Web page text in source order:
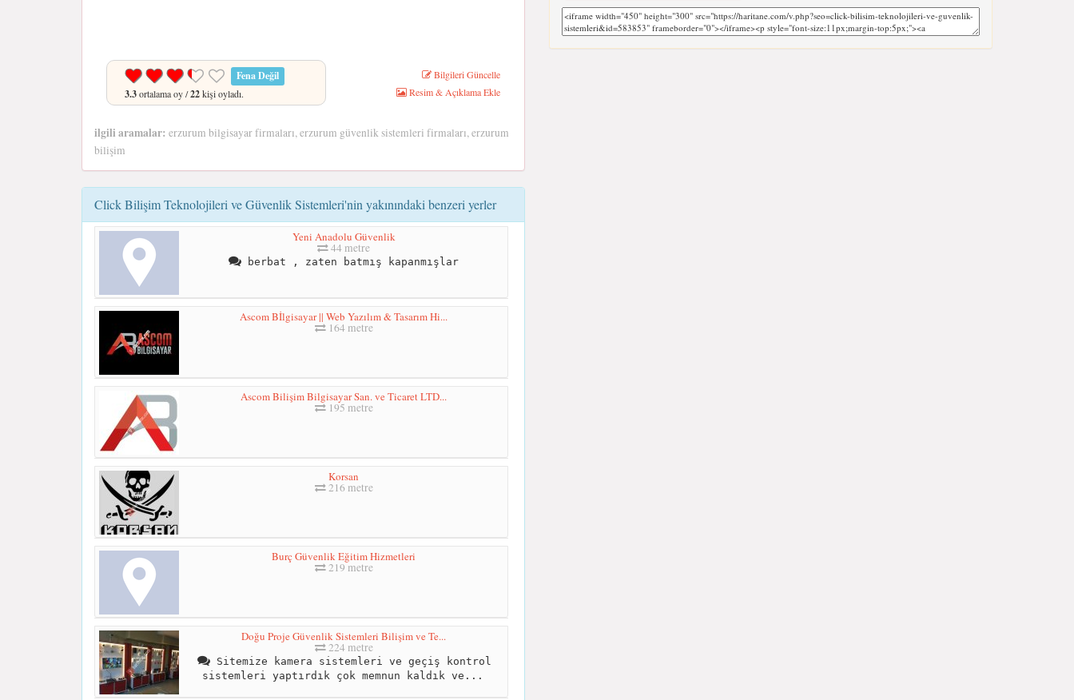
Fena Değil
3.3ortalama oy /22kişi oyladı.
Bilgileri Güncelle
Resim & Açıklama Ekle
ilgili aramalar: erzurum bilgisayar firmaları, erzurum güvenlik sistemleri firmaları, erzurum
bilişim
Click Bilişim Teknolojileri ve Güvenlik Sistemleri'nin yakınındaki benzeri yerler
Yeni Anadolu Güvenlik
44 metre
berbat , zaten batmış kapanmışlar
Ascom Bİlgisayar || Web Yazılım & Tasarım Hi...
164 metre
Ascom Bilişim Bilgisayar San. ve Ticaret LTD...
195 metre
Korsan
216 metre
Burç Güvenlik Eğitim Hizmetleri
219 metre
Doğu Proje Güvenlik Sistemleri Bilişim ve Te...
224 metre
Sitemize kamera sistemleri ve geçiş kontrol
sistemleri yaptırdık çok memnun kaldık ve...